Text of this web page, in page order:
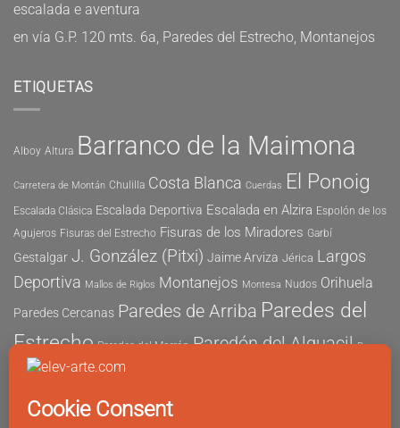
escalada e aventura
en vía G.P. 120 mts. 6a, Paredes del Estrecho, Montanejos
ETIQUETAS
Alboy Altura Barranco de la Maimona
Carretera de Montán Chulilla Costa Blanca Cuerdas El Ponoig
Escalada Clásica Escalada Deportiva Escalada en Alzira Espolón de los
Agujeros Fisuras del Estrecho Fisuras de los Miradores Garbí
Gestalgar J. González (Pitxi) Jaime Arviza Jérica Largos
Deportiva Mallos de Riglos Montanejos Montesa Nudos Orihuela
Paredes Cercanas Paredes de Arriba Paredes del
Estrecho Paredes del Morrón Paredón del Alguacil Pau
Vicent Peña María Peñón de Ifach
Este Sector Sur Sector Tubo Seguridad